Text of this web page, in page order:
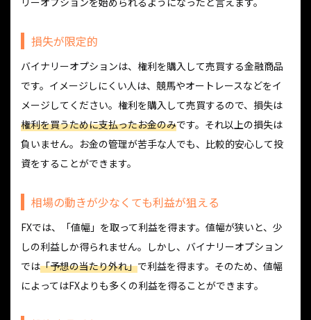
損失が限定的
バイナリーオプションは、権利を購入して売買する金融商品
です。イメージしにくい人は、競馬やオートレースなどをイ
メージしてください。権利を購入して売買するので、損失は
権利を買うために支払ったお金のみです。それ以上の損失は
負いません。お金の管理が苦手な人でも、比較的安心して投
資をすることができます。
相場の動きが少なくても利益が狙える
FXでは、「値幅」を取って利益を得ます。値幅が狭いと、少
しの利益しか得られません。しかし、バイナリーオプション
では「予想の当たり外れ」で利益を得ます。そのため、値幅
によってはFXよりも多くの利益を得ることができます。